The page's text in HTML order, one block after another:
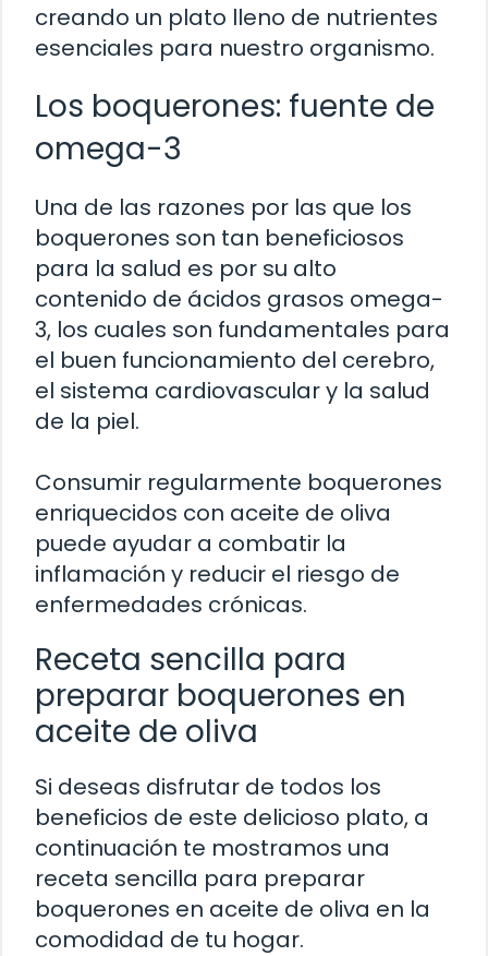
creando un plato lleno de nutrientes
esenciales para nuestro organismo.
Los boquerones: fuente de
omega-3
Una de las razones por las que los
boquerones son tan beneficiosos
para la salud es por su alto
contenido de ácidos grasos omega-
3, los cuales son fundamentales para
el buen funcionamiento del cerebro,
el sistema cardiovascular y la salud
de la piel.
Consumir regularmente boquerones
enriquecidos con aceite de oliva
puede ayudar a combatir la
inflamación y reducir el riesgo de
enfermedades crónicas.
Receta sencilla para
preparar boquerones en
aceite de oliva
Si deseas disfrutar de todos los
beneficios de este delicioso plato, a
continuación te mostramos una
receta sencilla para preparar
boquerones en aceite de oliva en la
comodidad de tu hogar.